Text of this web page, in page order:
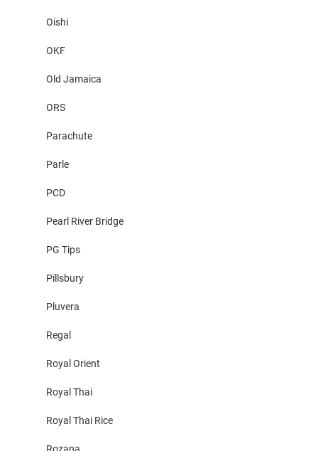
Oishi
OKF
Old Jamaica
ORS
Parachute
Parle
PCD
Pearl River Bridge
PG Tips
Pillsbury
Pluvera
Regal
Royal Orient
Royal Thai
Royal Thai Rice